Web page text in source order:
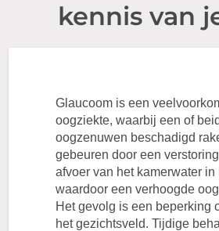
kennis van
Glaucoom is een
oogziekte, waarbij een of
oogzenuwen beschadigd
gebeuren door een
afvoer van het kamerwater in
waardoor een verhoogde
Het gevolg is een beperking
het gezichtsveld. Tijdige